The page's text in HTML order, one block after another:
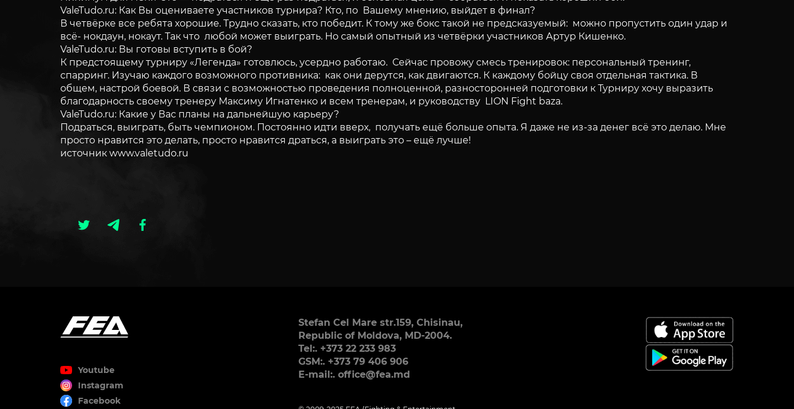
ValeTudo.ru: Как Вы оцениваете участников турнира? Кто, по Вашему мнению, выйдет в финал?
В четвёрке все ребята хорошие. Трудно сказать, кто победит. К тому же бокс такой не предсказуемый: можно пропустить один удар и
всё- нокдаун, нокаут. Так что любой может выиграть. Но самый опытный из четвёрки участников Артур Кишенко.
ValeTudo.ru: Вы готовы вступить в бой?
К предстоящему турниру «Легенда» готовлюсь, усердно работаю. Сейчас провожу смесь тренировок: персональный тренинг,
спарринг. Изучаю каждого возможного противника: как они дерутся, как двигаются. К каждому бойцу своя отдельная тактика. В
общем, настрой боевой. В связи с возможностью проведения полноценной, разносторонней подготовки к Турниру хочу выразить
благодарность своему тренеру Максиму Игнатенко и всем тренерам, и руководству LION Fight baza.
ValeTudo.ru: Какие у Вас планы на дальнейшую карьеру?
Подраться, выиграть, быть чемпионом. Постоянно идти вверх, получать ещё больше опыта. Я даже не из-за денег всё это делаю. Мне
просто нравится это делать, просто нравится драться, а выиграть это – ещё лучше!
источник www.valetudo.ru
Youtube
Instagram
Facebook
Stefan Cel Mare str.159, Chisinau,
Republic of Moldova, MD-2004.
Tel:. +373 22 233 983
GSM:. +373 79 406 906
E-mail:. office@fea.md